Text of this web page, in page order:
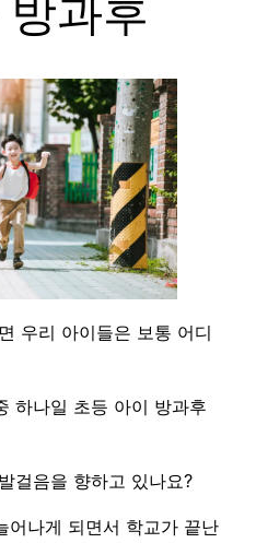
과후
우리 아이들은 보통 어디
하나일 초등 아이 방과후
걸음을 향하고 있나요?
어나게 되면서 학교가 끝난